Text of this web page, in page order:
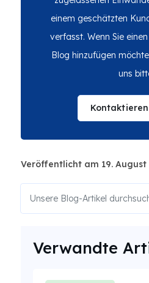
einem geschätzten
verfasst. Wenn Sie
Blog hinzufügen
uns
Veröffentlicht am 19. August
Verwandte